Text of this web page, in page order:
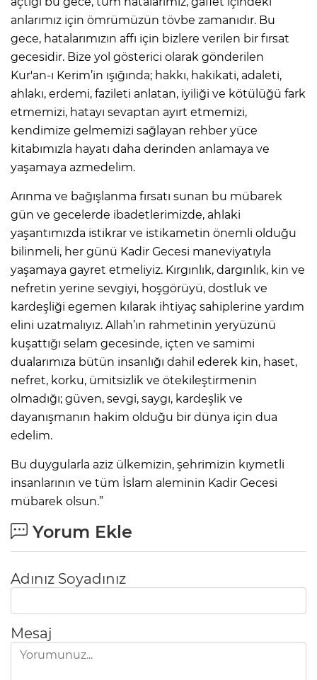
anlarımız için ömrümüzün tövbe zamanıdır. Bu
gece, hatalarımızın affı için bizlere verilen bir fırsat
gecesidir. Bize yol gösterici olarak gönderilen
Kur'an-ı Kerim’in ışığında; hakkı, hakikati, adaleti,
ahlakı, erdemi, fazileti anlatan, iyiliği ve kötülüğü fark
etmemizi, hatayı sevaptan ayırt etmemizi,
kendimize gelmemizi sağlayan rehber yüce
kitabımızla hayatı daha derinden anlamaya ve
yaşamaya azmedelim.
Arınma ve bağışlanma fırsatı sunan bu mübarek
gün ve gecelerde ibadetlerimizde, ahlaki
yaşantımızda istikrar ve istikametin önemli olduğu
bilinmeli, her günü Kadir Gecesi maneviyatıyla
yaşamaya gayret etmeliyiz. Kırgınlık, dargınlık, kin ve
nefretin yerine sevgiyi, hoşgörüyü, dostluk ve
kardeşliği egemen kılarak ihtiyaç sahiplerine yardım
elini uzatmalıyız. Allah’ın rahmetinin yeryüzünü
kuşattığı selam gecesinde, içten ve samimi
dualarımıza bütün insanlığı dahil ederek kin, haset,
nefret, korku, ümitsizlik ve ötekileştirmenin
olmadığı; güven, sevgi, saygı, kardeşlik ve
dayanışmanın hakim olduğu bir dünya için dua
edelim.
Bu duygularla aziz ülkemizin, şehrimizin kıymetli
insanlarının ve tüm İslam aleminin Kadir Gecesi
mübarek olsun.”
Yorum Ekle
Adınız Soyadınız
Mesaj